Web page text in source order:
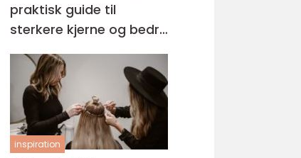
praktisk guide til
sterkere kjerne og bedre
kontroll
inspiration